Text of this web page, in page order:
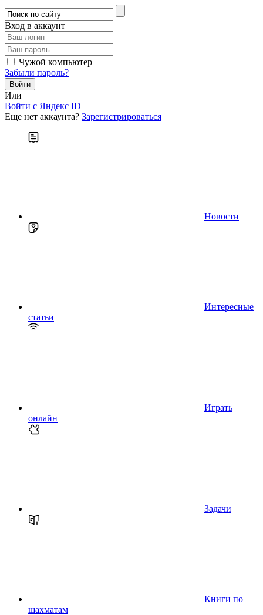
Вход в аккаунт
Чужой компьютер
Забыли пароль?
Или
Войти c Яндекс ID
Еще нет аккаунта? Зарегистрироваться
Новости
Интересные
статьи
Играть
онлайн
Задачи
Книги по
шахматам